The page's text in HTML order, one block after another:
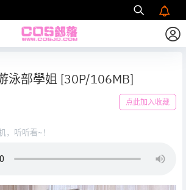
泳部學姐 [30P/106MB]
点此加入收藏
，听听看~！